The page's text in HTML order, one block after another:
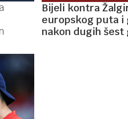
Bijeli kontra
europskog puta
nakon dugih šest